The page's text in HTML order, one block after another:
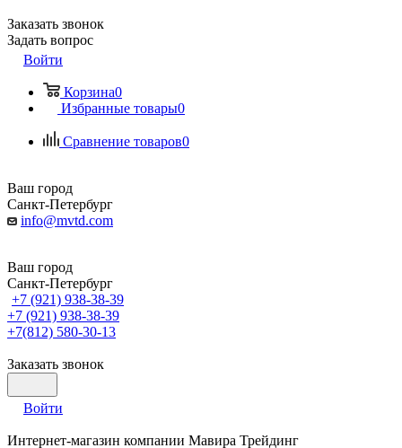
Заказать звонок
Задать вопрос
Войти
Корзина0
Избранные товары0
Сравнение товаров0
Ваш город
Санкт-Петербург
info@mvtd.com
Ваш город
Санкт-Петербург
+7 (921) 938-38-39
+7 (921) 938-38-39
+7(812) 580-30-13
Заказать звонок
Войти
Интернет-магазин компании Мавира Трейдинг